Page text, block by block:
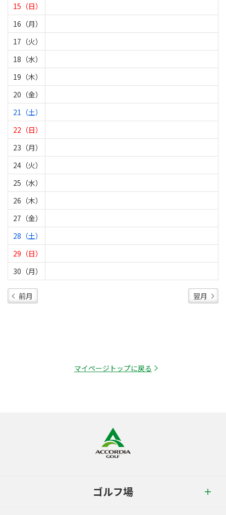
15（日）
16（月）
17（火）
18（水）
19（木）
20（金）
21（土）
22（日）
23（月）
24（火）
25（水）
26（木）
27（金）
28（土）
29（日）
30（月）
前月 翌月
マイページトップに戻る
ゴルフ場